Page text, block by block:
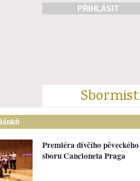
PŘIHLÁSIT
Premiéra dívčího pěveckého
sboru Cancioneta Praga